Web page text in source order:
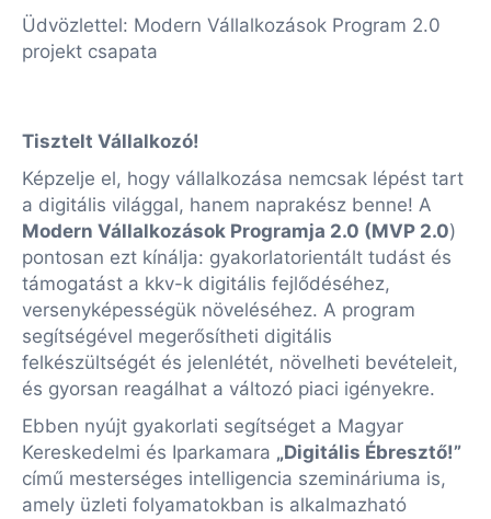
Üdvözlettel: Modern Vállalkozások Program 2.0
projekt csapata
Tisztelt Vállalkozó!
Képzelje el, hogy vállalkozása nemcsak lépést tart
a digitális világgal, hanem naprakész benne! A
Modern Vállalkozások Programja 2.0 (MVP 2.0)
pontosan ezt kínálja: gyakorlatorientált tudást és
támogatást a kkv-k digitális fejlődéséhez,
versenyképességük növeléséhez. A program
segítségével megerősítheti digitális
felkészültségét és jelenlétét, növelheti bevételeit,
és gyorsan reagálhat a változó piaci igényekre.
Ebben nyújt gyakorlati segítséget a Magyar
Kereskedelmi és Iparkamara „Digitális Ébresztő!”
című mesterséges intelligencia szemináriuma is,
amely üzleti folyamatokban is alkalmazható